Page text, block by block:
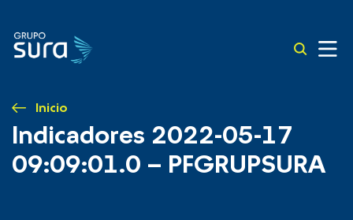
Inicio
Indicadores 2022-05-17
09:09:01.0 – PFGRUPSURA